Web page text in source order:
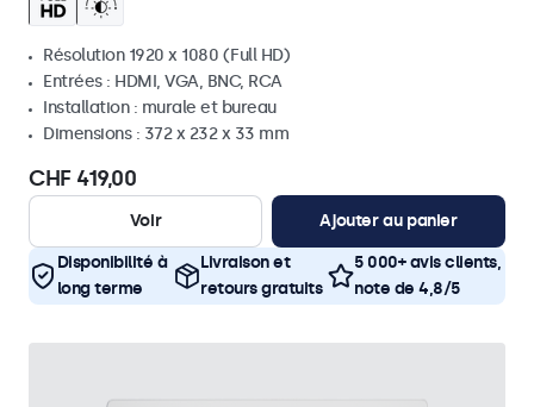
Résolution 1920 x 1080 (Full HD)
Entrées : HDMI, VGA, BNC, RCA
Installation : murale et bureau
Dimensions : 372 x 232 x 33 mm
CHF 419,00
Voir Ajouter au panier
Disponibilité à
long terme
Livraison et
retours gratuits
5 000+ avis clients,
note de 4,8/5